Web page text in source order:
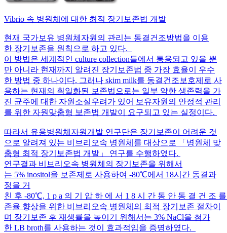
Vibrio 속 병원체에 대한 최적 장기보존법 개발
현재 국가보유 병원체자원의 관리는 동결건조방법을 이용
한 장기보존을 원칙으로 하고 있다.
이 방법은 세계적인 culture collection들에서 통용되고 있을 뿐
만 아니라 현재까지 알려진 장기보존법 중 가장 효율이 우수
한 방법 중 하나이다. 그러나 skim milk를 동결건조보호제로 사
용하는 현재의 획일화된 보존법으로는 일부 약한 생존력을 가
진 균주에 대한 자원소실우려가 있어 보유자원의 안정적 관리
를 위한 자원맞춤형 보존법 개발이 요구되고 있는 실정이다.
따라서 유용병원체자원개발 연구단은 장기보존이 어려운 것
으로 알려져 있는 비브리오속 병원체를 대상으로 「병원체 맞
춤형 최적 장기보존법 개발」 연구를 수행하였다.
연구결과 비브리오속 병원체의 장기보존을 위해서
는 5% inositol을 보존제로 사용하여 -80℃에서 18시간 동결과
정을 거
친 후 -80℃, 1 p a 의 기 압 하 에 서 1 8 시 간 동 안 동 결 건 조
존율 향상을 위한 비브리오속 병원체의 최적 장기보존 절차이
며 장기보존 후 재생률을 높이기 위해서는 3% NaCl을 첨가
한 LB broth를 사용하는 것이 효과적임을 증명하였다.